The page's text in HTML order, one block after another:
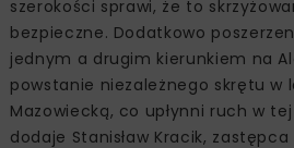
szerokości sprawi, że to
bezpieczne. Dodatkowo
jednym a drugim kierunkiem na
powstanie niezależnego skrętu w
Mazowiecką, co upłynni ruch w
dodaje Stanisław Kracik,